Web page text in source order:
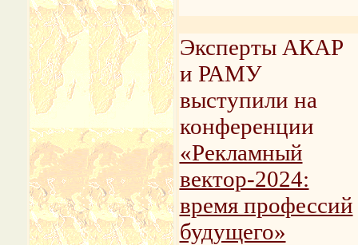
Эксперты АКАР
и РАМУ
выступили на
конференции
«Рекламный
вектор-2024:
время профессий
будущего»